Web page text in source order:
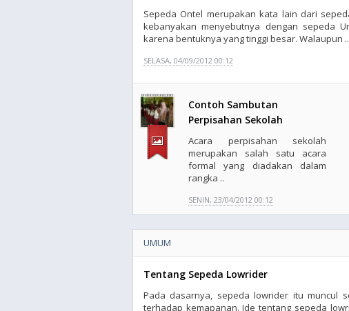
Sepeda Ontel merupakan kata lain dari
kebanyakan menyebutnya dengan sepeda
karena bentuknya yang tinggi besar. Walaupun ..
SELASA, 04/09/2012 00:12
Contoh Sambutan
Perpisahan Sekolah
Acara perpisahan sekolah
merupakan salah satu acara
formal yang diadakan dalam
rangka ..
SENIN, 23/04/2012 00:12
UMUM
Tentang Sepeda Lowrider
Pada dasarnya, sepeda lowrider itu muncul
terhadap kemapanan. Ide tentang sepeda